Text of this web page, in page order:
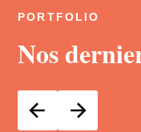
PORTFOLIO
Nos